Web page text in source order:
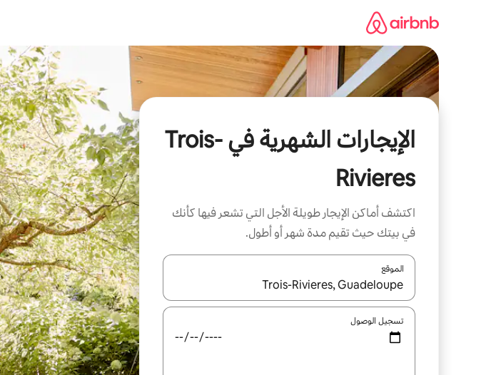
الإيجارات الشهرية في Trois-
Rivieres
اكتشف أماكن الإيجار طويلة الأجل التي تشعر فيها كأنك
في بيتك حيث تقيم مدة شهر أو أطول.
الموقع
عند توفر النتائج، انتقل باستخدام السهمين لأعلى ولأسفل أو استكشف عن طريق اللمس أو السحب.
تسجيل الوصول